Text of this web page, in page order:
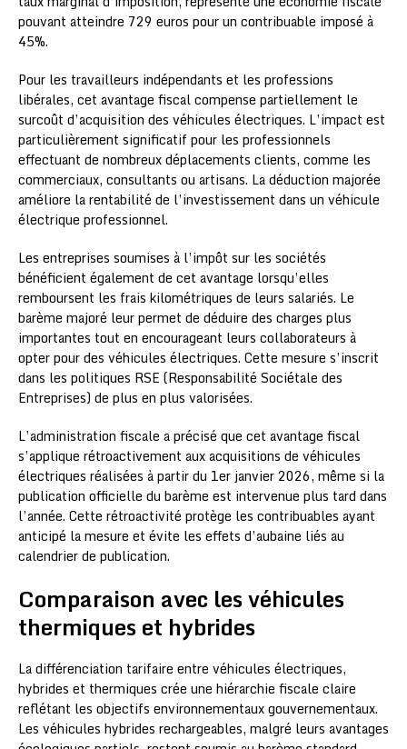
pouvant atteindre 729 euros pour un contribuable imposé à
45%.
Pour les travailleurs indépendants et les professions
libérales, cet avantage fiscal compense partiellement le
surcoût d’acquisition des véhicules électriques. L’impact est
particulièrement significatif pour les professionnels
effectuant de nombreux déplacements clients, comme les
commerciaux, consultants ou artisans. La déduction majorée
améliore la rentabilité de l’investissement dans un véhicule
électrique professionnel.
Les entreprises soumises à l’impôt sur les sociétés
bénéficient également de cet avantage lorsqu’elles
remboursent les frais kilométriques de leurs salariés. Le
barème majoré leur permet de déduire des charges plus
importantes tout en encourageant leurs collaborateurs à
opter pour des véhicules électriques. Cette mesure s’inscrit
dans les politiques RSE (Responsabilité Sociétale des
Entreprises) de plus en plus valorisées.
L’administration fiscale a précisé que cet avantage fiscal
s’applique rétroactivement aux acquisitions de véhicules
électriques réalisées à partir du 1er janvier 2026, même si la
publication officielle du barème est intervenue plus tard dans
l’année. Cette rétroactivité protège les contribuables ayant
anticipé la mesure et évite les effets d’aubaine liés au
calendrier de publication.
Comparaison avec les véhicules
thermiques et hybrides
La différenciation tarifaire entre véhicules électriques,
hybrides et thermiques crée une hiérarchie fiscale claire
reflétant les objectifs environnementaux gouvernementaux.
Les véhicules hybrides rechargeables, malgré leurs avantages